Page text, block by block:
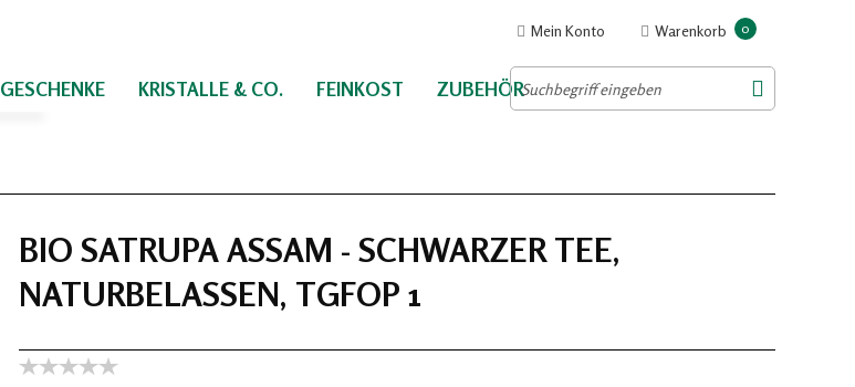
Warenkorb 0
Mein Konto
GESCHENKE KRISTALLE & CO. FEINKOST ZUBEHÖR
BIO SATRUPA ASSAM - SCHWARZER TEE,
NATURBELASSEN, TGFOP 1